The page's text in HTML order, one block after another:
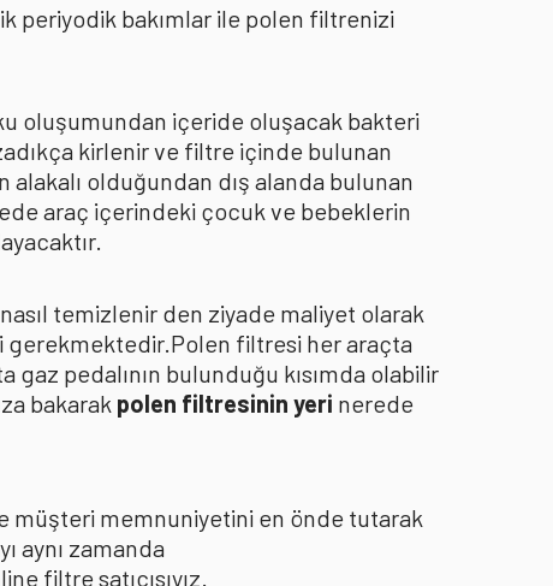
periyodik bakımlar ile polen filtrenizi
oluşumundan içeride oluşacak bakteri
kirlenir ve filtre içinde bulunan
olduğundan dış alanda bulunan
araç içerindeki çocuk ve bebeklerin
temizlenir den ziyade maliyet olarak
gerekmektedir.Polen filtresi her araçta
gaz pedalının bulunduğu kısımda olabilir
bakarak polen filtresinin yeri nerede
müşteri memnuniyetini en önde tutarak
aynı zamanda
filtre satıcısıyız.